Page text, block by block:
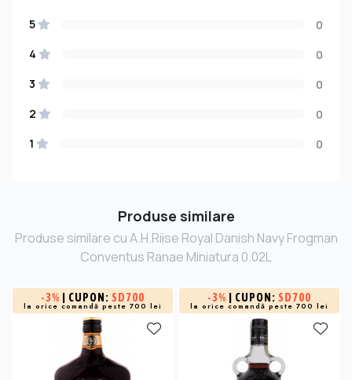
5
0
4
0
3
0
2
0
1
0
Produse similare
Produse similare cu A.H.Riise Royal Danish Navy Frogman
Conventus Ranae Miniatura 0.02L
-3% | CUPON: SD700
la orice comandă peste 700 lei
-3% | CUPON: SD700
la orice comandă peste 700 lei